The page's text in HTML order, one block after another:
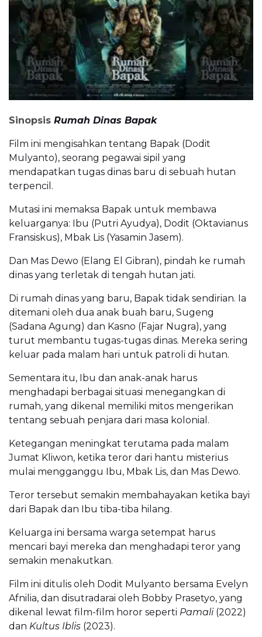
Sinopsis Rumah Dinas Bapak
Film ini mengisahkan tentang Bapak (Dodit
Mulyanto), seorang pegawai sipil yang
mendapatkan tugas dinas baru di sebuah hutan
terpencil.
Mutasi ini memaksa Bapak untuk membawa
keluarganya: Ibu (Putri Ayudya), Dodit (Oktavianus
Fransiskus), Mbak Lis (Yasamin Jasem).
Dan Mas Dewo (Elang El Gibran), pindah ke rumah
dinas yang terletak di tengah hutan jati.
Di rumah dinas yang baru, Bapak tidak sendirian. Ia
ditemani oleh dua anak buah baru, Sugeng
(Sadana Agung) dan Kasno (Fajar Nugra), yang
turut membantu tugas-tugas dinas. Mereka sering
keluar pada malam hari untuk patroli di hutan.
Sementara itu, Ibu dan anak-anak harus
menghadapi berbagai situasi menegangkan di
rumah, yang dikenal memiliki mitos mengerikan
tentang sebuah penjara dari masa kolonial.
Ketegangan meningkat terutama pada malam
Jumat Kliwon, ketika teror dari hantu misterius
mulai mengganggu Ibu, Mbak Lis, dan Mas Dewo.
Teror tersebut semakin membahayakan ketika bayi
dari Bapak dan Ibu tiba-tiba hilang.
Keluarga ini bersama warga setempat harus
mencari bayi mereka dan menghadapi teror yang
semakin menakutkan.
Film ini ditulis oleh Dodit Mulyanto bersama Evelyn
Afnilia, dan disutradarai oleh Bobby Prasetyo, yang
dikenal lewat film-film horor seperti Pamali(2022)
dan Kultus Iblis (2023).